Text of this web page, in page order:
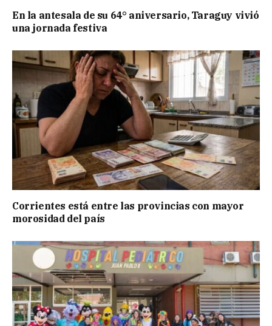
En la antesala de su 64° aniversario, Taraguy vivió
una jornada festiva
Corrientes está entre las provincias con mayor
morosidad del país